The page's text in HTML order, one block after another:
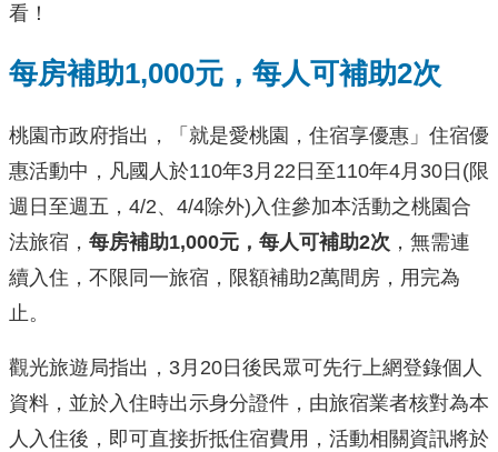
看！
每房補助1,000元，每人可補助2次
桃園市政府指出，「就是愛桃園，住宿享優惠」住宿優
惠活動中，凡國人於110年3月22日至110年4月30日(限
週日至週五，4/2、4/4除外)入住參加本活動之桃園合
法旅宿， 每房補助1,000元，每人可補助2次 ，無需連
續入住，不限同一旅宿，限額補助2萬間房，用完為
止。
觀光旅遊局指出，3月20日後民眾可先行上網登錄個人
資料，並於入住時出示身分證件，由旅宿業者核對為本
人入住後，即可直接折抵住宿費用，活動相關資訊將於